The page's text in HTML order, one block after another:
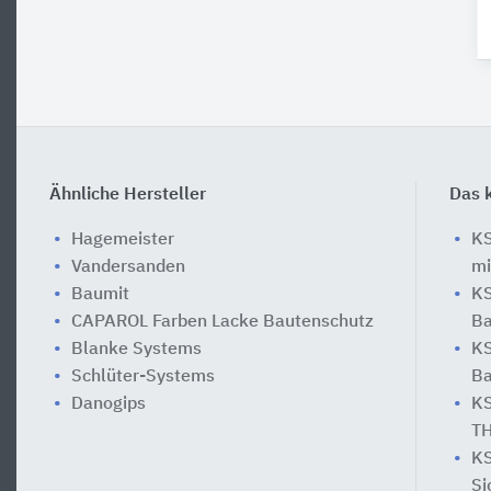
Ähnliche Hersteller
Hagemeister
Vandersanden
Baumit
CAPAROL Farben Lacke Bautenschutz
Blanke Systems
Schlüter-Systems
Danogips
Das